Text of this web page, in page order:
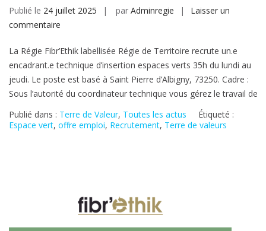
Publié le 24 juillet 2025 par Adminregie
Laisser un
commentaire
d’emploi
:
un.e
encadrant.e
technique
d’insertion
La Régie Fibr’Ethik labellisée Régie de Territoire recrute un.e
encadrant.e technique d’insertion espaces verts 35h du lundi au
jeudi. Le poste est basé à Saint Pierre d’Albigny, 73250. Cadre :
Sous l’autorité du coordinateur technique vous gérez le travail de
Publié dans : Terre de Valeur, Toutes les actus
Étiqueté :
Espace vert, offre emploi, Recrutement, Terre de valeurs